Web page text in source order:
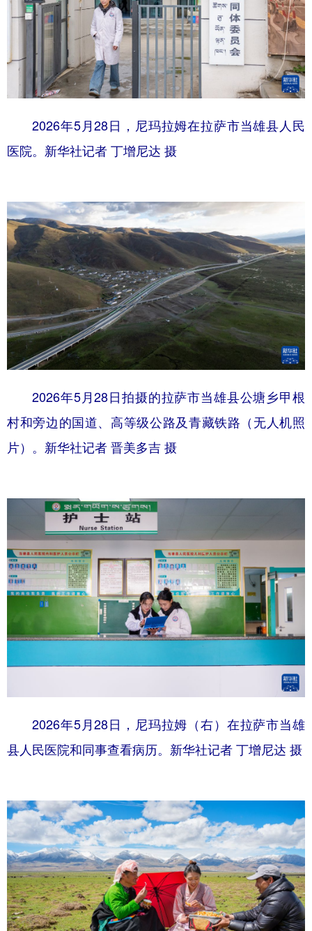
2026年5月28日，尼玛拉姆在拉萨市当雄县人民
医院。新华社记者 丁增尼达 摄
2026年5月28日拍摄的拉萨市当雄县公塘乡甲根
村和旁边的国道、高等级公路及青藏铁路（无人机照
片）。新华社记者 晋美多吉 摄
2026年5月28日，尼玛拉姆（右）在拉萨市当雄
县人民医院和同事查看病历。新华社记者 丁增尼达 摄